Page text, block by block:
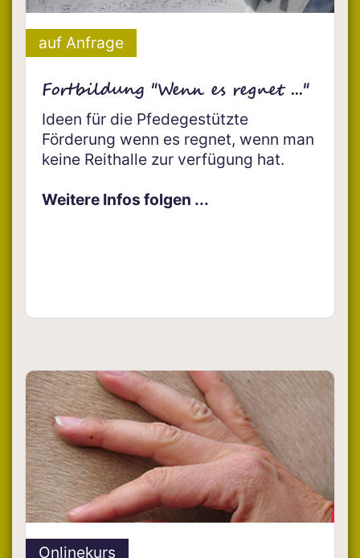
auf Anfrage
Fortbildung "Wenn es regnet ..."
Ideen für die Pfedegestützte
Förderung wenn es regnet, wenn man
keine Reithalle zur verfügung hat.
Weitere Infos folgen ...
Onlinekurs